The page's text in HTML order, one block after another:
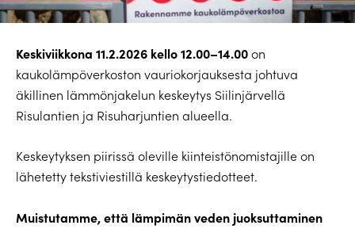
Keskiviikkona 11.2.2026 kello 12.00–14.00on
kaukolämpöverkoston vauriokorjauksesta johtuva
äkillinen lämmönjakelun keskeytys Siilinjärvellä
Risulantien ja Risuharjuntien alueella.
Keskeytyksen piirissä oleville kiinteistönomistajille on
lähetetty tekstiviestillä keskeytystiedotteet.
Muistutamme, että lämpimän veden juoksuttaminen